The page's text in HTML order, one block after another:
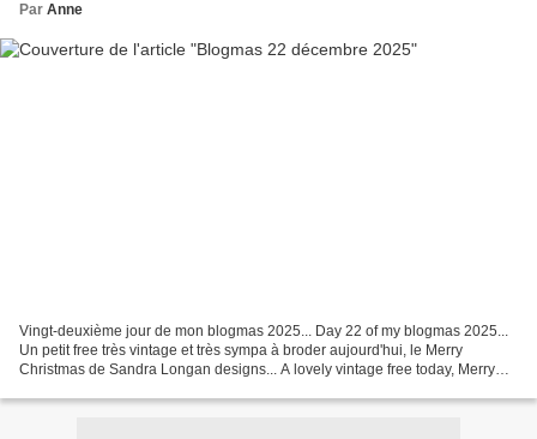
Par Anne
Vingt-deuxième jour de mon blogmas 2025... Day 22 of my blogmas 2025...
Un petit free très vintage et très sympa à broder aujourd'hui, le Merry
Christmas de Sandra Longan designs... A lovely vintage free today, Merry